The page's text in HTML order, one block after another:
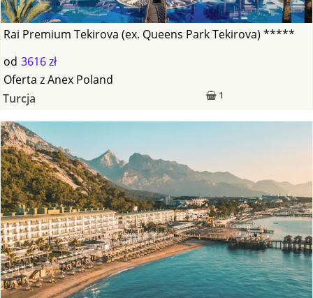
Rai Premium Tekirova (ex. Queens Park Tekirova) *****
od 3616 zł
1
Oferta zAnex Poland
Turcja